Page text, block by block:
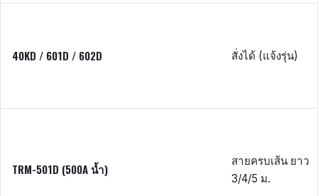
40KD / 601D / 602D สั่งได้ (แจ้งรุ่น)
TRM-501D (500A น้ำ)
สายครบเส้น ยาว
3/4/5 ม.